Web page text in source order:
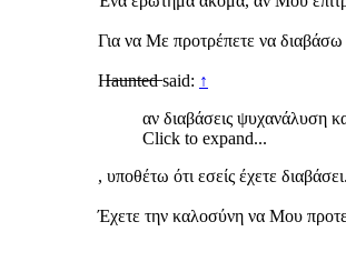
Για να Με προτρέπετε να
H̶a̶u̶n̶t̶e̶d̶ said: ↑
αν διαβάσεις ψυχανάλυση
Click to expand...
, υποθέτω ότι εσείς έχετε διαβάσει.
Έχετε την καλοσύνη να Μου